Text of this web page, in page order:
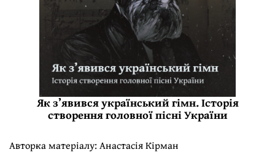
Як з’явився український гімн. Історія
створення головної пісні України
Авторка матеріалу: Анастасія Кірман